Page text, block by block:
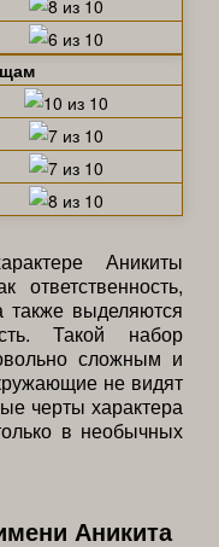
Аникиты
ответственность,
также выделяются
Такой набор
сложным и
не видят
черты характера
в необычных
Аникита